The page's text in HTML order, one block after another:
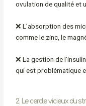
ovulation de qualité et
❌ L’absorption des
comme le zinc, le
❌ La gestion de
qui est problématique
2. Le cercle vicieux du